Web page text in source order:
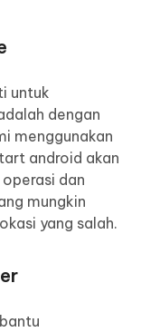
untuk
dengan
menggunakan
android akan
dan
mungkin
yang salah.